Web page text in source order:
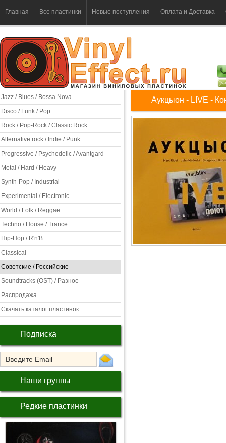
Главная Все пластинки Новые поступления Оплата и Доставка
Jazz / Blues / Bossa Nova
Disco / Funk / Pop
Rock / Pop-Rock / Classic Rock
Alternative rock / Indie / Punk
Progressive / Psychedelic / Avantgard
Metal / Hard / Heavy
Synth-Pop / Industrial
Experimental / Electronic
World / Folk / Reggae
Techno / House / Trance
Hip-Hop / R'n'B
Classical
Советские / Российские
Soundtracks (OST) / Разное
Распродажа
Скачать каталог пластинок
Подписка
Наши группы
Редкие пластинки
Аукцыон - LIVE -